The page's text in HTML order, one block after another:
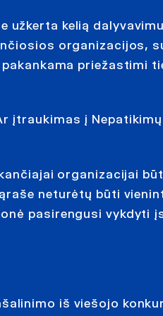
užkerta kelią
organizacijos,
priežastimi
įtraukimas į
organizacijai
neturėtų būti
pasirengusi vykdyti
iš viešojo